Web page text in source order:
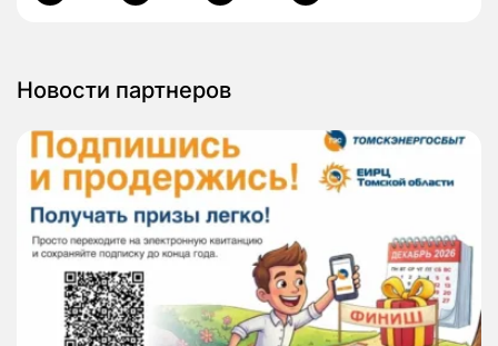
Новости партнеров